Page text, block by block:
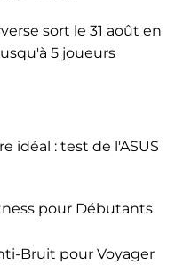
sort le 31 août en
5 joueurs
idéal : test de l'ASUS
pour Débutants
Bruit pour Voyager